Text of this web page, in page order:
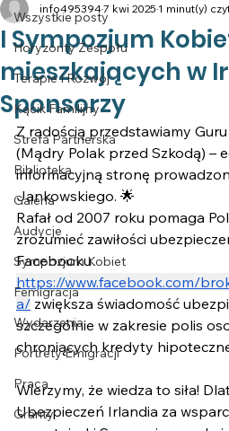
Wszystkie posty
Horyzonty Zespołu
Terapie I Rozwój
Kącik Familijny
Strefa Partnerska
Biblioteka
Galeria
Audycje
Sympozjum Kobiet
Femigracja
Wydarzenia
Portrety Emigracji
Praca
Granty
I Sympozjum
mieszkających w
Sponsorzy
info4953947 kwi 2025 1 minut(y)
Z radością przedstawiamy
(Mądry Polak przed Szkodą) –
informacyjną stronę
Jankowskiego. 🌟
Rafał od 2007 roku pomaga
zrozumieć zawiłości
Facebooku
https://www.facebook.com/
a/ zwiększa świadomość
szczególnie w zakresie polis
chroniących kredyty
Wierzymy, że wiedza to siła!
Ubezpieczeń Irlandia za